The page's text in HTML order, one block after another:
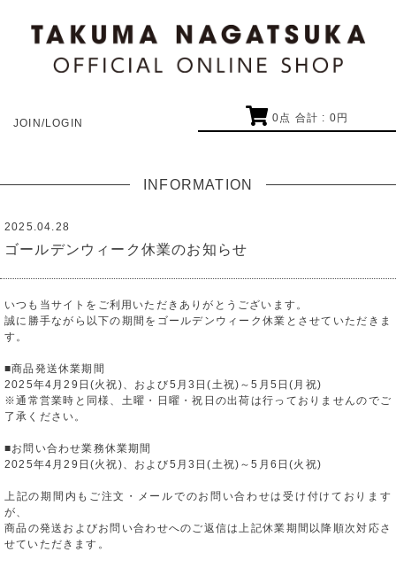
JOIN/LOGIN 0 点 合計 : 0円
INFORMATION
2025.04.28
ゴールデンウィーク休業のお知らせ
いつも当サイトをご利用いただきありがとうございます。
誠に勝手ながら以下の期間をゴールデンウィーク休業とさせていただきま
す。
■商品発送休業期間
2025年4月29日(火祝)、および5月3日(土祝)～5月5日(月祝)
※通常営業時と同様、土曜・日曜・祝日の出荷は行っておりませんのでご
了承ください。
■お問い合わせ業務休業期間
2025年4月29日(火祝)、および5月3日(土祝)～5月6日(火祝)
上記の期間内もご注文・メールでのお問い合わせは受け付けております
が、
商品の発送およびお問い合わせへのご返信は上記休業期間以降順次対応さ
せていただきます。